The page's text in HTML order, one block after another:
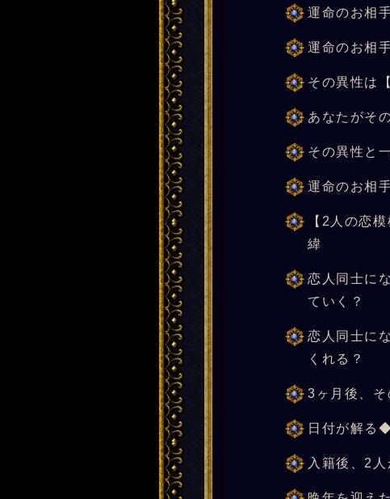
運命のお相
運命のお相
その異性は
あなたがそ
その異性と
運命のお相
【2人の恋
緯
恋人同士に
ていく？
恋人同士に
くれる？
3ヶ月後、そ
日付が解る
入籍後、2